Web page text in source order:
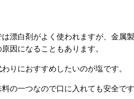
漂白剤がよく使われますが、金属
因になることもあります。
りにおすすめしたいのが塩です。
の一つなので口に入れても安全で